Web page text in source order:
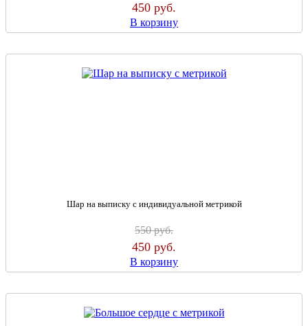
450 руб.
В корзину
Шар на выписку с индивидуальной метрикой
550руб.
450 руб.
В корзину